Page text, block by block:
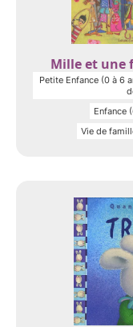
Mille et une
Petite Enfance (0 à 6
Enfance
Vie de